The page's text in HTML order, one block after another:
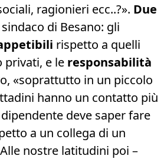
ragionieri ecc..?». Due
di Besano: gli
rispetto a quelli
privati, e le responsabilità
«soprattutto in un piccolo
hanno un contatto più
deve saper fare
a un collega di un
nostre latitudini poi –